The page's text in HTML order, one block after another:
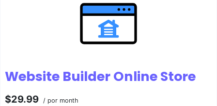
Website Builder Online Store
$29.99 / por month